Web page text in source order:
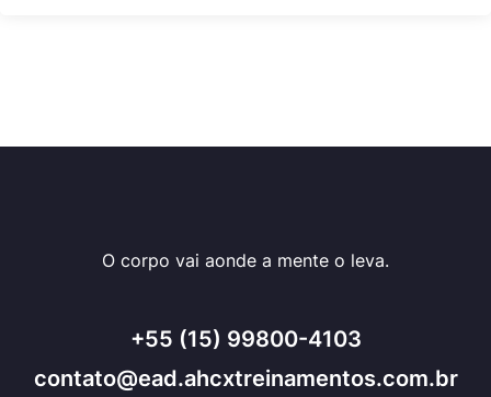
O corpo vai aonde a mente o leva.
+55 (15) 99800-4103
contato@ead.ahcxtreinamentos.com.br